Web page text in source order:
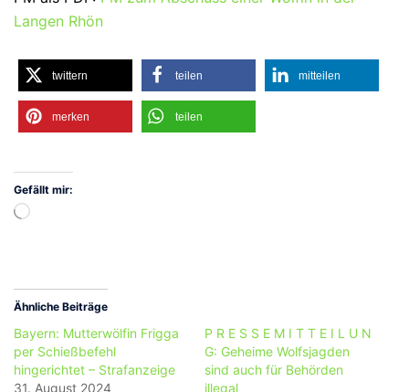
Langen Rhön
twittern teilen mitteilen
merken teilen
Gefällt mir:
Wird
Ähnliche Beiträge
Bayern: Mutterwölfin Frigga
per Schießbefehl
hingerichtet – Strafanzeige
31. August 2024
P R E S S E M I T T E I L U N
G: Geheime Wolfsjagden
sind auch für Behörden
illegal